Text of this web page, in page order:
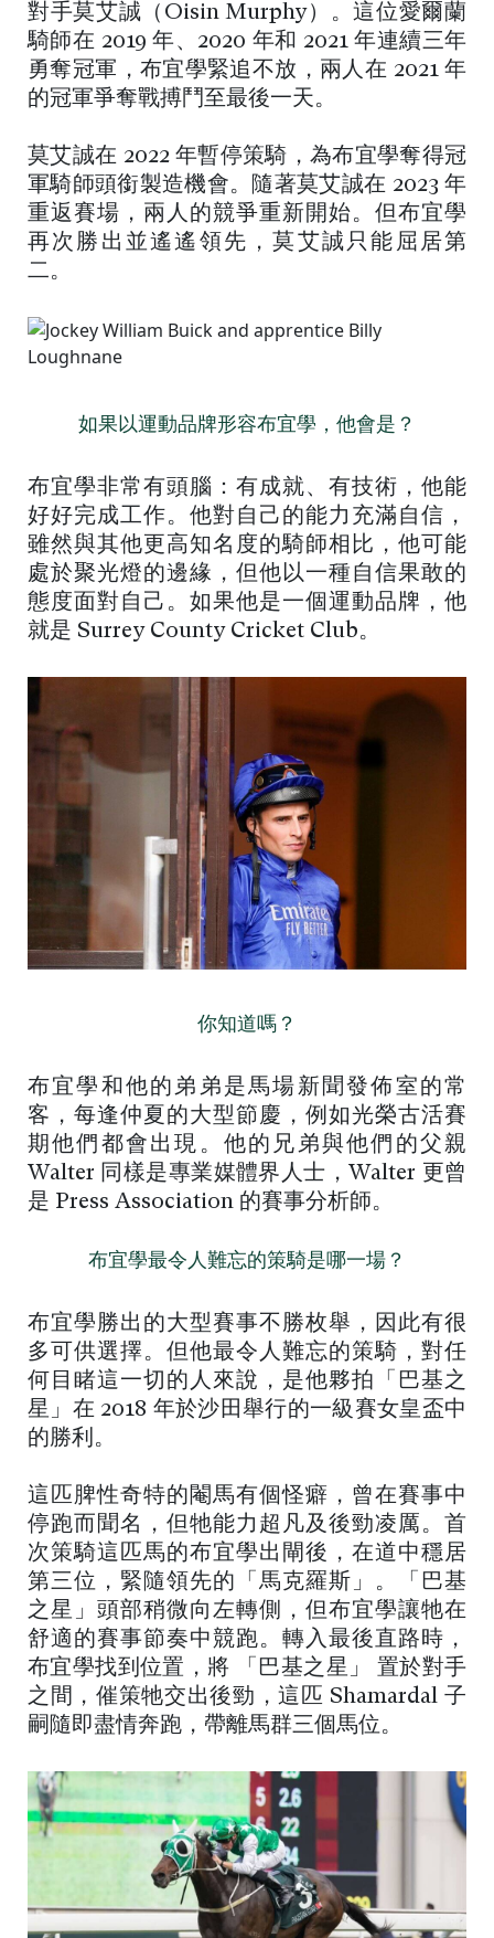
對手莫艾誠（Oisin Murphy）。這位愛爾蘭
騎師在 2019 年、2020 年和 2021 年連續三年
勇奪冠軍，布宜學緊追不放，兩人在 2021 年
的冠軍爭奪戰搏鬥至最後一天。
莫艾誠在 2022 年暫停策騎，為布宜學奪得冠
軍騎師頭銜製造機會。隨著莫艾誠在 2023 年
重返賽場，兩人的競爭重新開始。但布宜學
再次勝出並遙遙領先，莫艾誠只能屈居第
二。
如果以運動品牌形容布宜學，他會是？
布宜學非常有頭腦：有成就、有技術，他能
好好完成工作。他對自己的能力充滿自信，
雖然與其他更高知名度的騎師相比，他可能
處於聚光燈的邊緣，但他以一種自信果敢的
態度面對自己。如果他是一個運動品牌，他
就是 Surrey County Cricket Club。
你知道嗎？
布宜學和他的弟弟是馬場新聞發佈室的常
客，每逢仲夏的大型節慶，例如光榮古活賽
期他們都會出現。他的兄弟與他們的父親
Walter 同樣是專業媒體界人士，Walter 更曾
是 Press Association 的賽事分析師。
布宜學最令人難忘的策騎是哪一場？
布宜學勝出的大型賽事不勝枚舉，因此有很
多可供選擇。但他最令人難忘的策騎，對任
何目睹這一切的人來說，是他夥拍「巴基之
星」在 2018 年於沙田舉行的一級賽女皇盃中
的勝利。
這匹脾性奇特的閹馬有個怪癖，曾在賽事中
停跑而聞名，但牠能力超凡及後勁凌厲。首
次策騎這匹馬的布宜學出閘後，在道中穩居
第三位，緊隨領先的「馬克羅斯」。「巴基
之星」頭部稍微向左轉側，但布宜學讓牠在
舒適的賽事節奏中競跑。轉入最後直路時，
布宜學找到位置，將 「巴基之星」 置於對手
之間，催策牠交出後勁，這匹 Shamardal 子
嗣隨即盡情奔跑，帶離馬群三個馬位。